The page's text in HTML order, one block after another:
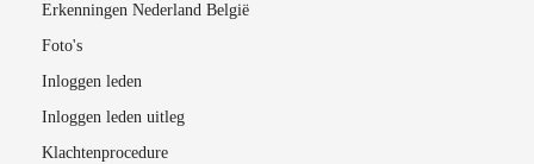
Erkenningen Nederland België
Foto's
Inloggen leden
Inloggen leden uitleg
Klachtenprocedure